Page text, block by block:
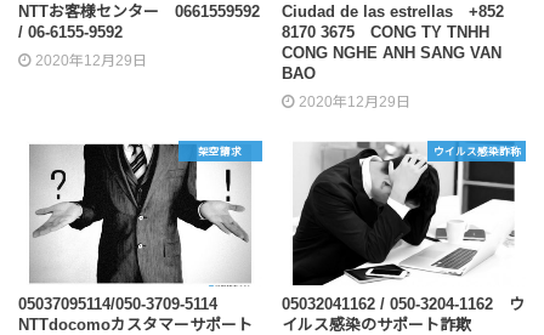
NTTお客様センター 0661559592
/ 06-6155-9592
2020年12月29日
Ciudad de las estrellas +852
8170 3675 CONG TY TNHH
CONG NGHE ANH SANG VAN
BAO
2020年12月29日
架空請求
05037095114/050-3709-5114
NTTdocomoカスタマーサポート
ウイルス感染詐称
05032041162 / 050-3204-1162 ウ
イルス感染のサポート詐欺